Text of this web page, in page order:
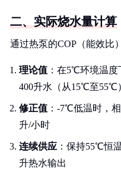
二、实际烧水量计算
通过热泵的COP（能效比
理论值 ：在5℃环境温
400升水（从15℃至55℃
修正值 ：-7℃低温时，
升/小时
连续供应 ：保持55℃恒
升热水输出